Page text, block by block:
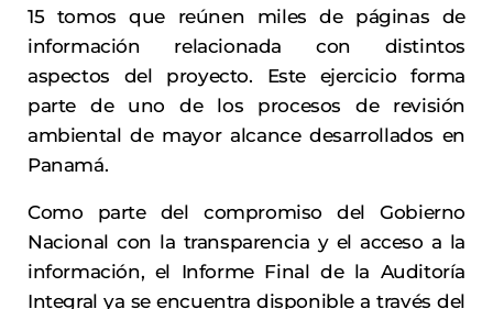
15 tomos que reúnen miles de páginas de
información relacionada con distintos
aspectos del proyecto. Este ejercicio forma
parte de uno de los procesos de revisión
ambiental de mayor alcance desarrollados en
Panamá.
Como parte del compromiso del Gobierno
Nacional con la transparencia y el acceso a la
información, el Informe Final de la Auditoría
Integral ya se encuentra disponible a través del